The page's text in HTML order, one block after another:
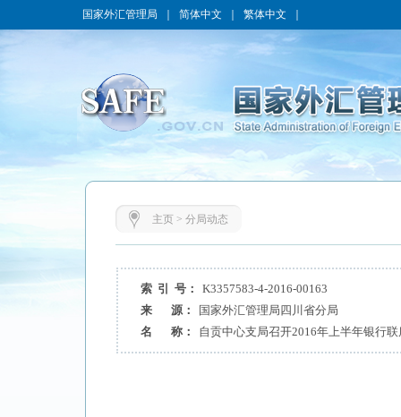
国家外汇管理局 简体中文 繁体中文
主页> 分局动态
索 引 号：
K3357583-4-2016-00163
来 源：
国家外汇管理局四川省分局
名 称：
自贡中心支局召开2016年上半年银行联